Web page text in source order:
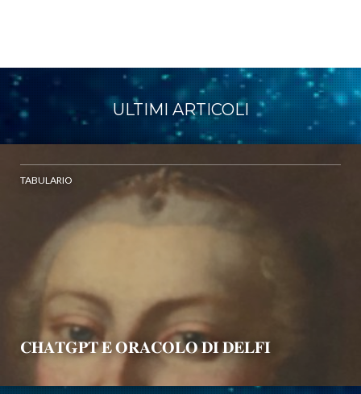
ULTIMI ARTICOLI
TABULARIO
𝐂𝐇𝐀𝐓𝐆𝐏𝐓 𝐄 𝐎𝐑𝐀𝐂𝐎𝐋𝐎 𝐃𝐈 𝐃𝐄𝐋𝐅𝐈